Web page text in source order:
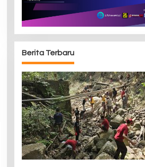
Berita Terbaru